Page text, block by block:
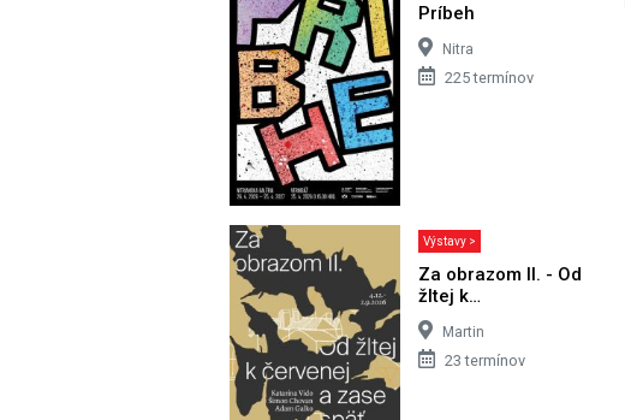
Príbeh
Nitra
225 termínov
Výstavy >
Za obrazom II. - Od
žltej k…
Martin
23 termínov